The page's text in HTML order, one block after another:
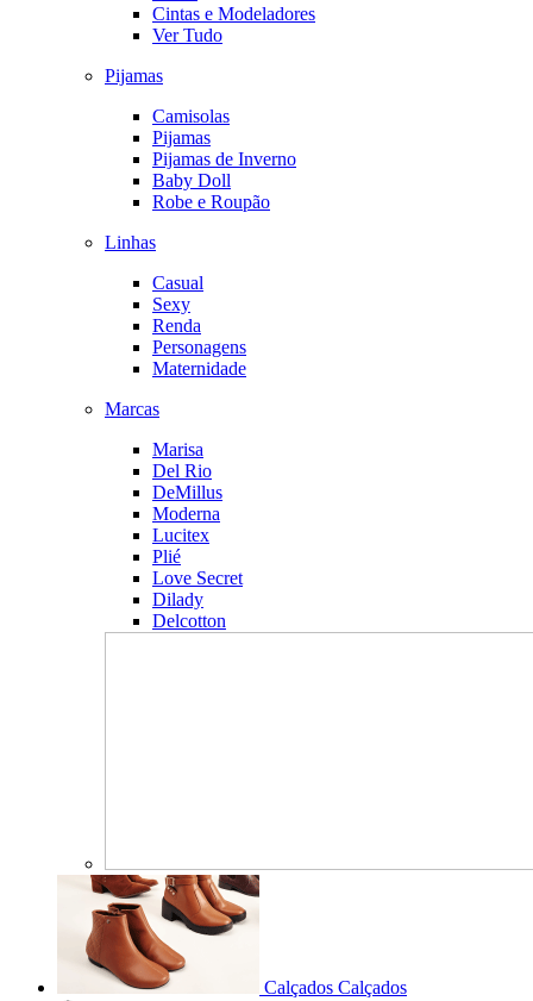
Cintas e Modeladores
Ver Tudo
Pijamas
Camisolas
Pijamas
Pijamas de Inverno
Baby Doll
Robe e Roupão
Linhas
Casual
Sexy
Renda
Personagens
Maternidade
Marcas
Marisa
Del Rio
DeMillus
Moderna
Lucitex
Plié
Love Secret
Dilady
Delcotton
Calçados Calçados